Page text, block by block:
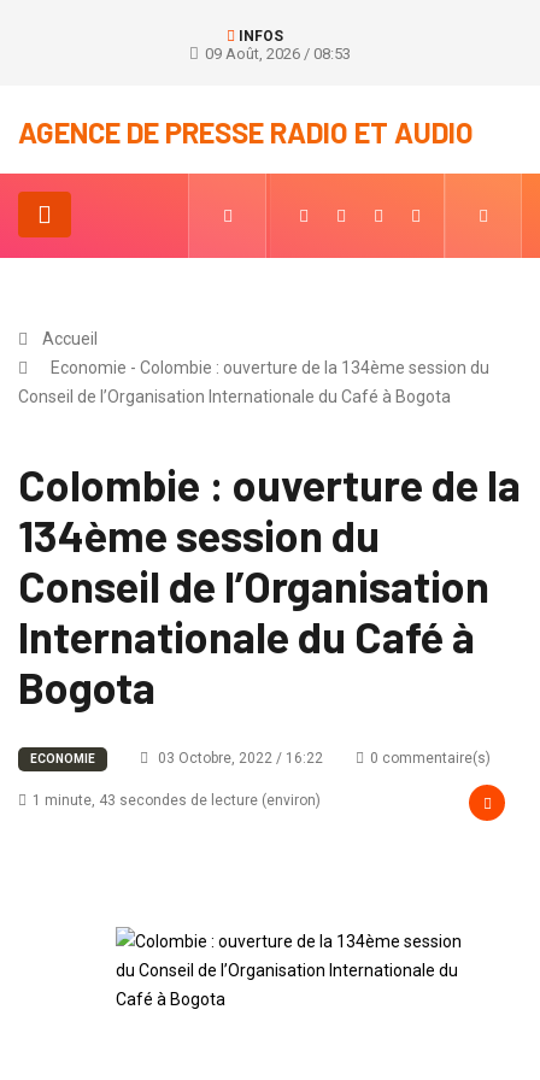
INFOS
09 Août, 2026 / 08:53
AGENCE DE PRESSE RADIO ET AUDIO
Accueil
Economie - Colombie : ouverture de la 134ème session du
Conseil de l’Organisation Internationale du Café à Bogota
Colombie : ouverture de la
134ème session du
Conseil de l’Organisation
Internationale du Café à
Bogota
ECONOMIE 03 Octobre, 2022 / 16:22 0 commentaire(s)
1 minute, 43 secondes de lecture (environ)